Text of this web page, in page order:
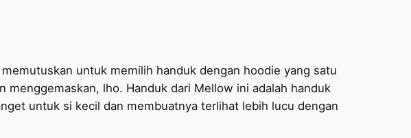
untuk memilih handuk dengan hoodie yang satu
lho. Handuk dari Mellow ini adalah handuk
untuk si kecil dan membuatnya terlihat lebih lucu dengan